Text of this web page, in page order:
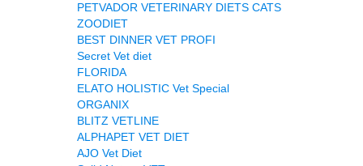
PETVADOR VETERINARY DIETS CATS
ZOODIET
BEST DINNER VET PROFI
Secret Vet diet
FLORIDA
ELATO HOLISTIC Vet Special
ORGANIX
BLITZ VETLINE
ALPHAPET VET DIET
AJO Vet Diet